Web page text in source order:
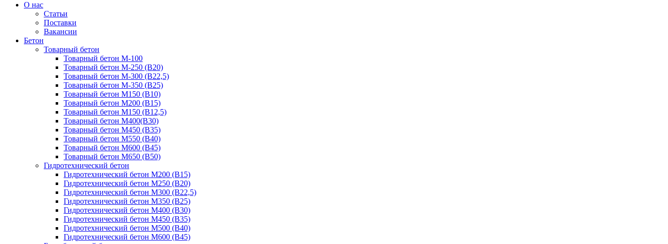
О нас
Статьи
Поставки
Вакансии
Бетон
Товарный бетон
Товарный бетон М-100
Товарный бетон М-250 (B20)
Товарный бетон М-300 (B22,5)
Товарный бетон М-350 (B25)
Товарный бетон М150 (B10)
Товарный бетон М200 (B15)
Товарный бетон М150 (B12,5)
Товарный бетон М400(B30)
Товарный бетон М450 (B35)
Товарный бетон М550 (B40)
Товарный бетон М600 (B45)
Товарный бетон М650 (B50)
Гидротехнический бетон
Гидротехнический бетон М200 (B15)
Гидротехнический бетон М250 (B20)
Гидротехнический бетон М300 (B22,5)
Гидротехнический бетон М350 (B25)
Гидротехнический бетон М400 (B30)
Гидротехнический бетон М450 (B35)
Гидротехнический бетон М500 (B40)
Гидротехнический бетон М600 (B45)